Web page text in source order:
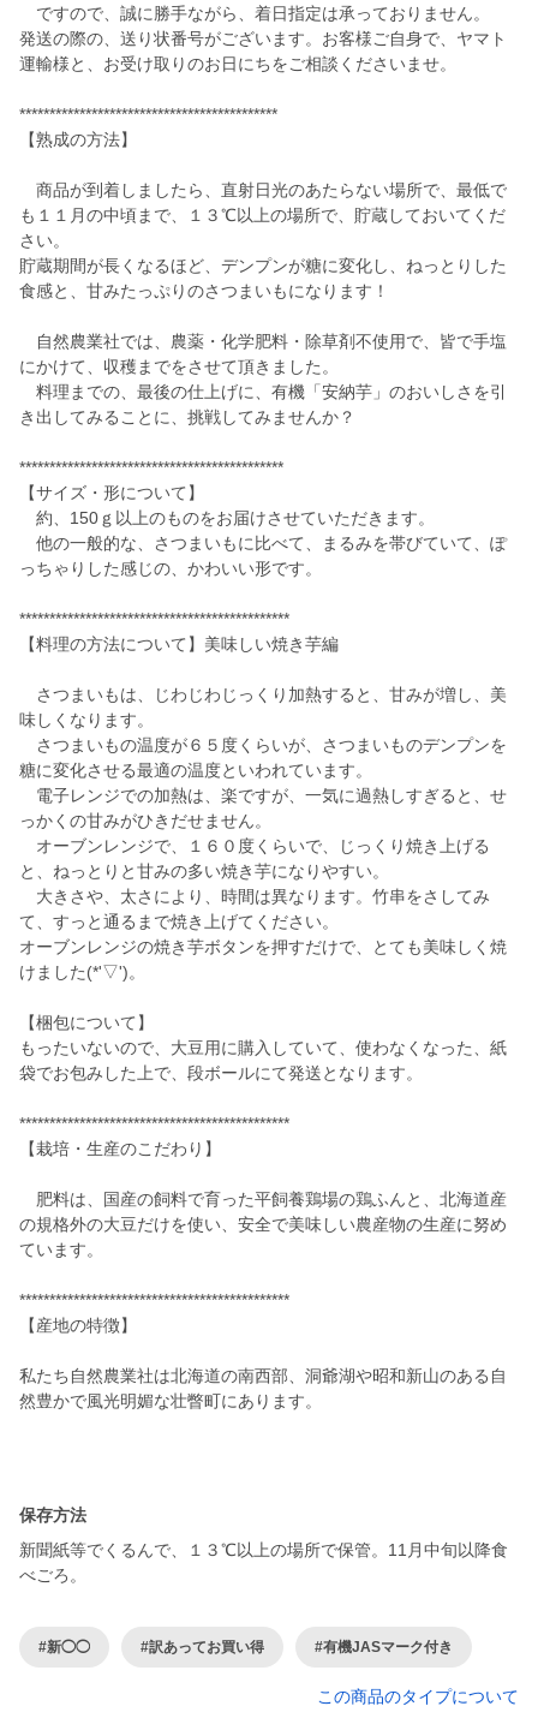
ですので、誠に勝手ながら、着日指定は承っておりません。
発送の際の、送り状番号がございます。お客様ご自身で、ヤマト
運輸様と、お受け取りのお日にちをご相談くださいませ。
*******************************************
【熟成の方法】
商品が到着しましたら、直射日光のあたらない場所で、最低で
も１１月の中頃まで、１３℃以上の場所で、貯蔵しておいてくだ
さい。
貯蔵期間が長くなるほど、デンプンが糖に変化し、ねっとりした
食感と、甘みたっぷりのさつまいもになります！
自然農業社では、農薬・化学肥料・除草剤不使用で、皆で手塩
にかけて、収穫までをさせて頂きました。
料理までの、最後の仕上げに、有機「安納芋」のおいしさを引
き出してみることに、挑戦してみませんか？
********************************************
【サイズ・形について】
約、150ｇ以上のものをお届けさせていただきます。
他の一般的な、さつまいもに比べて、まるみを帯びていて、ぽ
っちゃりした感じの、かわいい形です。
*********************************************
【料理の方法について】美味しい焼き芋編
さつまいもは、じわじわじっくり加熱すると、甘みが増し、美
味しくなります。
さつまいもの温度が６５度くらいが、さつまいものデンプンを
糖に変化させる最適の温度といわれています。
電子レンジでの加熱は、楽ですが、一気に過熱しすぎると、せ
っかくの甘みがひきだせません。
オーブンレンジで、１６０度くらいで、じっくり焼き上げる
と、ねっとりと甘みの多い焼き芋になりやすい。
大きさや、太さにより、時間は異なります。竹串をさしてみ
て、すっと通るまで焼き上げてください。
オーブンレンジの焼き芋ボタンを押すだけで、とても美味しく焼
けました(*'▽')。
【梱包について】
もったいないので、大豆用に購入していて、使わなくなった、紙
袋でお包みした上で、段ボールにて発送となります。
*********************************************
【栽培・生産のこだわり】
肥料は、国産の飼料で育った平飼養鶏場の鶏ふんと、北海道産
の規格外の大豆だけを使い、安全で美味しい農産物の生産に努め
ています。
*********************************************
【産地の特徴】
私たち自然農業社は北海道の南西部、洞爺湖や昭和新山のある自
然豊かで風光明媚な壮瞥町にあります。
保存方法
新聞紙等でくるんで、１３℃以上の場所で保管。11月中旬以降食
べごろ。
#新◯◯ #訳あってお買い得 #有機JASマーク付き
この商品のタイプについて